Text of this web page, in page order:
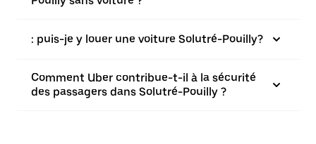
: puis-je y louer une voiture Solutré-Pouilly?
Comment Uber contribue-t-il à la sécurité
des passagers dans Solutré-Pouilly ?